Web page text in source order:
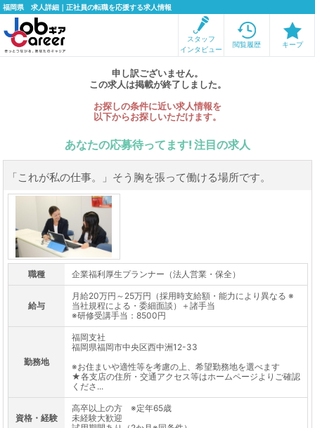
福岡県 求人詳細｜正社員の転職を応援する求人情報
スタッフ
インタビュー
閲覧履歴 キープ
申し訳ございません。
この求人は掲載が終了しました。
お探しの条件に近い求人情報を
以下からお探しいただけます。
あなたの応募待ってます! 注目の求人
「これが私の仕事。」そう胸を張って働ける場所です。
職種 企業福利厚生プランナー（法人営業・保全）
給与
月給20万円～25万円（採用時支給額・能力により異なる ※
当社規程による・委細面談）＋諸手当
※研修受講手当：8500円
勤務地
福岡支社
福岡県福岡市中央区西中洲12-33
※お住まいや適性等を考慮の上、希望勤務地を選べます
★各支店の住所・交通アクセス等はホームページよりご確認
くださ...
資格・経験
高卒以上の方 ※定年65歳
未経験大歓迎